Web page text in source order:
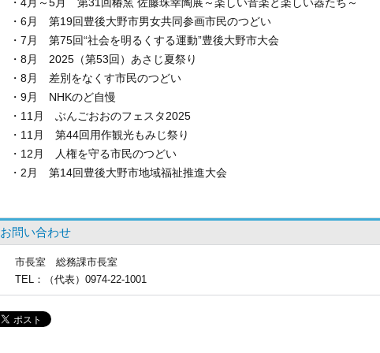
・4月～5月 第31回椿窯 佐藤珠幸陶展～楽しい音楽と楽しい器たち～
・6月 第19回豊後大野市男女共同参画市民のつどい
・7月 第75回“社会を明るくする運動”豊後大野市大会
・8月 2025（第53回）あさじ夏祭り
・8月 差別をなくす市民のつどい
・9月 NHKのど自慢
・11月 ぶんごおおのフェスタ2025
・11月 第44回用作観光もみじ祭り
・12月 人権を守る市民のつどい
・2月 第14回豊後大野市地域福祉推進大会
お問い合わせ
市長室
総務課市長室
TEL ：（代表）0974-22-1001